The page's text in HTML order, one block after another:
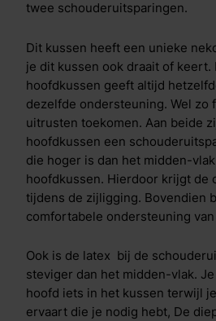
twee schouderuitsparingen.
Dit kussen heeft een unieke
je dit kussen ook draait of keert.
hoofdkussen geeft altijd
dezelfde ondersteuning. Wel zo
uitrusten toekomen. Aan beide
hoofdkussen een
die hoger is dan het midden-
hoofdkussen. Hierdoor krijgt de
tijdens de zijligging. Bovendien
comfortabele ondersteuning
Ook is de latex bij de
steviger dan het midden-vlak.
hoofd iets in het kussen terwijl
ervaart die je nodig hebt, De